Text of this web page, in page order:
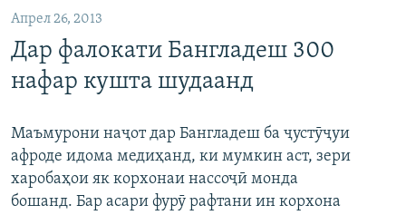
аслӣ
Ҷаҳиш
ба
феҳристи
Ҷаҳиш
ҷустор
ҶОМЕА
ҚАЗИЯИ "КРОКУС"
ОСИЁИ МАРКАЗӢ
ФАРҲАНГ
МЕҲМОНИ ОЗОДӢ
РӮЗГОРИ МУҲОҶИР
САЛОМ, ХОҲАР
ТАҲҚИҚОТ
ҶАНГ ДАР УКРАИНА
НАЗАРИ МАРДУМ
БЛОГИСТОН
ЧАНДРАСОНАӢ
Апрел 26, 2013
Дар фалокати Бангладеш 300
нафар кушта шудаанд
Маъмурони наҷот дар Бангладеш ба ҷустӯҷуи
афроде идома медиҳанд, ки мумкин аст, зери
харобаҳои як корхонаи нассоҷӣ монда
бошанд. Бар асари фурӯ рафтани ин корхона